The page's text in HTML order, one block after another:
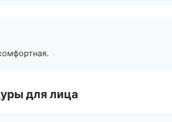
для лица